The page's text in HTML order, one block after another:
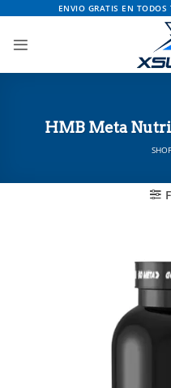
contenido
ENVIO GRATIS EN
HMB Meta